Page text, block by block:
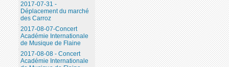
2017-07-31 -
Déplacement du marché
des Carroz
2017-08-07-Concert
Académie Internationale
de Musique de Flaine
2017-08-08 - Concert
Académie Internationale